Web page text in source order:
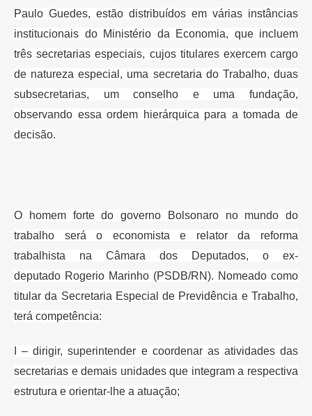
Paulo Guedes, estão distribuídos em várias instâncias
institucionais do Ministério da
Economia, que incluem
três secretarias especiais, cujos titulares exercem cargo
de natureza especial, uma secretaria do Trabalho, duas
subsecretarias, um conselho e uma fundação,
observando essa ordem hierárquica para a tomada de
decisão.
O homem forte do governo Bolsonaro no mundo do
trabalho será o economista e relator da reforma
trabalhista na Câmara dos Deputados, o ex-
deputado Rogerio Marinho (PSDB/RN). Nomeado como
titular da Secretaria Especial de Previdência e Trabalho,
terá competência:
I – dirigir, superintender e coordenar as atividades das
secretarias e demais unidades que integram a respectiva
estrutura e orientar-lhe a atuação;